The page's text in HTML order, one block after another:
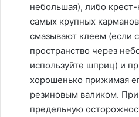
небольшая), либо
самых крупных
смазывают клеем (если
пространство через
используйте шприц) и
хорошенько прижимая
резиновым валиком.
предельную